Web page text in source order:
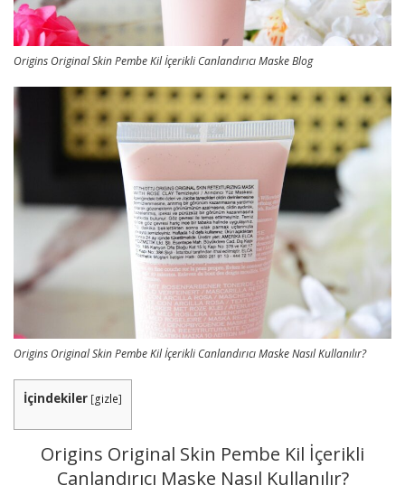
Origins Original Skin Pembe Kil İçerikli Canlandırıcı Maske Blog
Origins Original Skin Pembe Kil İçerikli Canlandırıcı Maske Nasıl Kullanılır?
İçindekiler [gizle]
Origins Original Skin Pembe Kil İçerikli
Canlandırıcı Maske Nasıl Kullanılır?